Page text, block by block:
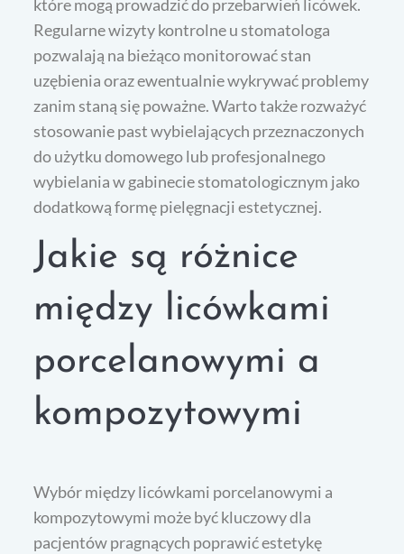
które mogą prowadzić do przebarwień licówek.
Regularne wizyty kontrolne u stomatologa
pozwalają na bieżąco monitorować stan
uzębienia oraz ewentualnie wykrywać problemy
zanim staną się poważne. Warto także rozważyć
stosowanie past wybielających przeznaczonych
do użytku domowego lub profesjonalnego
wybielania w gabinecie stomatologicznym jako
dodatkową formę pielęgnacji estetycznej.
Jakie są różnice
między licówkami
porcelanowymi a
kompozytowymi
Wybór między licówkami porcelanowymi a
kompozytowymi może być kluczowy dla
pacjentów pragnących poprawić estetykę